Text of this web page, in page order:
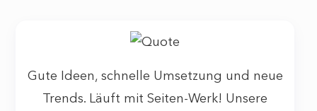
Gute Ideen, schnelle Umsetzung und neue
Trends. Läuft mit Seiten-Werk! Unsere